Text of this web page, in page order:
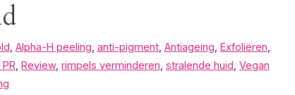
Alpha-H peeling anti-pigment, Antiageing Exfoliëren
Review, rimpels verminderen stralende huid Vegan